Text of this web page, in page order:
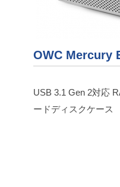
OWC Mercury
USB 3.1 Gen 2対応
ードディスクケース